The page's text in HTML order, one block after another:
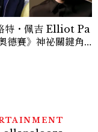
特・佩吉 Elliot Pa
德賽》神祕關鍵角